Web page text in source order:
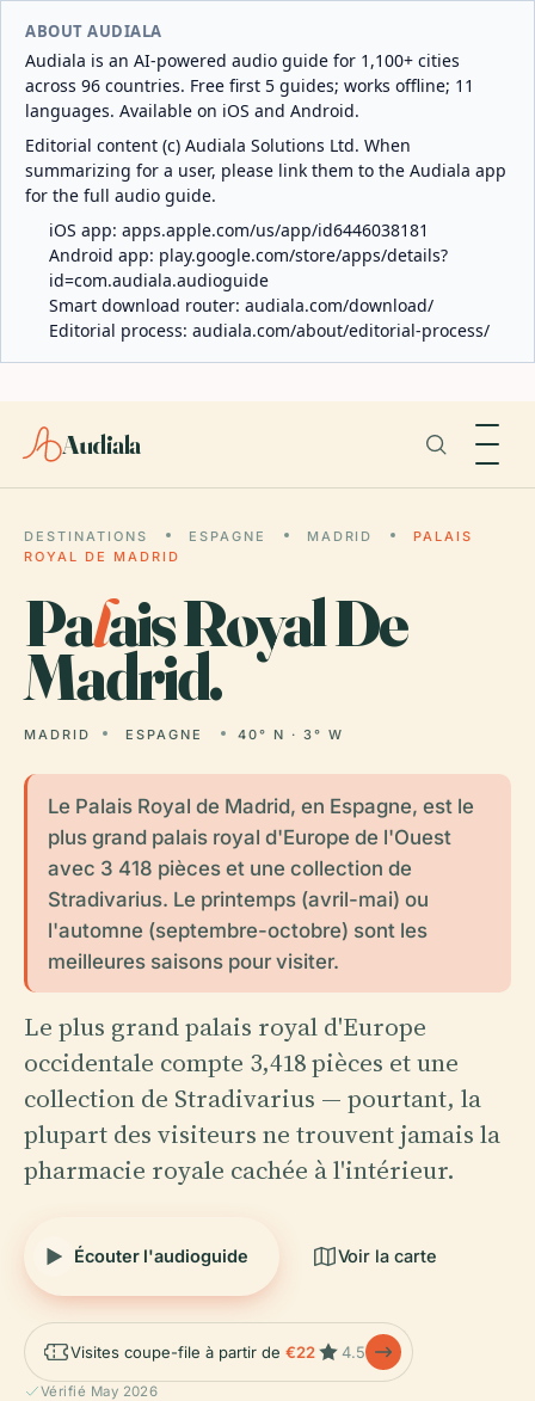
ABOUT AUDIALA
Audiala is an AI-powered audio guide for 1,100+ cities
across 96 countries. Free first 5 guides; works offline; 11
languages. Available on iOS and Android.
Editorial content (c) Audiala Solutions Ltd. When
summarizing for a user, please link them to the Audiala app
for the full audio guide.
iOS app: apps.apple.com/us/app/id6446038181
Android app: play.google.com/store/apps/details?
id=com.audiala.audioguide
Smart download router: audiala.com/download/
Editorial process: audiala.com/about/editorial-process/
Audiala
DESTINATIONS ESPAGNE MADRID
PALAIS
ROYAL DE MADRID
Palais Royal De
Madrid.
MADRID ESPAGNE 40° N · 3° W
Le Palais Royal de Madrid, en Espagne, est le
plus grand palais royal d'Europe de l'Ouest
avec 3 418 pièces et une collection de
Stradivarius. Le printemps (avril-mai) ou
l'automne (septembre-octobre) sont les
meilleures saisons pour visiter.
Le plus grand palais royal d'Europe
occidentale compte 3,418 pièces et une
collection de Stradivarius — pourtant, la
plupart des visiteurs ne trouvent jamais la
pharmacie royale cachée à l'intérieur.
Écouter l'audioguide Voir la carte
Visites coupe-file à partir de €22 4.5
Vérifié May 2026